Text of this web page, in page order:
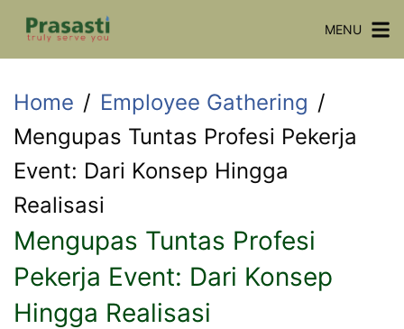
Skip
MENU
Home
Employee Gathering
Mengupas Tuntas Profesi Pekerja
Event: Dari Konsep Hingga
Realisasi
Mengupas Tuntas Profesi
Pekerja Event: Dari Konsep
Hingga Realisasi